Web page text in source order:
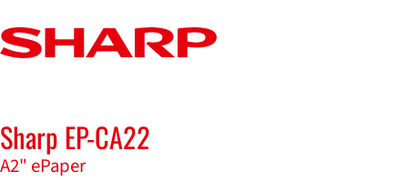
Fiche produit pour Sharp EP-CA22
Sharp EP-CA22
A2" ePaper